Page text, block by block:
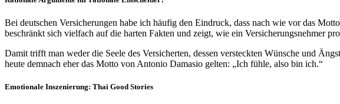
Bei deutschen Versicherungen habe ich häufig den Eindruck, dass nach wie vor das
beschränkt sich vielfach auf die harten Fakten und zeigt, wie ein Versicherungsnehmer
Damit trifft man weder die Seele des Versicherten, dessen versteckten Wünsche und
heute demnach eher das Motto von Antonio Damasio gelten: „Ich fühle, also bin ich.“
Emotionale Inszenierung: Thai Good Stories